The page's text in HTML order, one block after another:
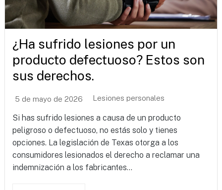
¿Ha sufrido lesiones por un
producto defectuoso? Estos son
sus derechos.
5 de mayo de 2026 Lesiones personales
Si has sufrido lesiones a causa de un producto
peligroso o defectuoso, no estás solo y tienes
opciones. La legislación de Texas otorga a los
consumidores lesionados el derecho a reclamar una
indemnización a los fabricantes...